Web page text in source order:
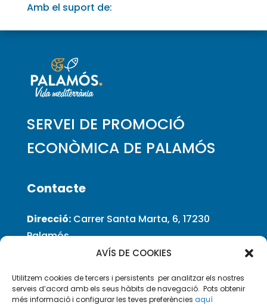
AVÍS DE COOKIES
Utilitzem cookies de tercers i persistents per analitzar els nostres
serveis d’acord amb els seus hàbits de navegació. Pots obtenir
més informació i configurar les teves preferències aquí
Amb el suport de:
SERVEI DE PROMOCIÓ
ECONÒMICA DE PALAMÓS
Contacte
Direcció:Carrer Santa Marta, 6, 17230
Palamós
: 972 60 03 80
Horari d’atenció:Dl. a Dv: 10 a 14.00 h